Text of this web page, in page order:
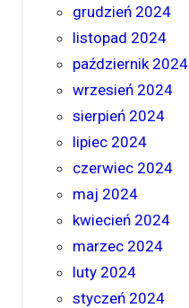
grudzień 2024
listopad 2024
październik 2024
wrzesień 2024
sierpień 2024
lipiec 2024
czerwiec 2024
maj 2024
kwiecień 2024
marzec 2024
luty 2024
styczeń 2024